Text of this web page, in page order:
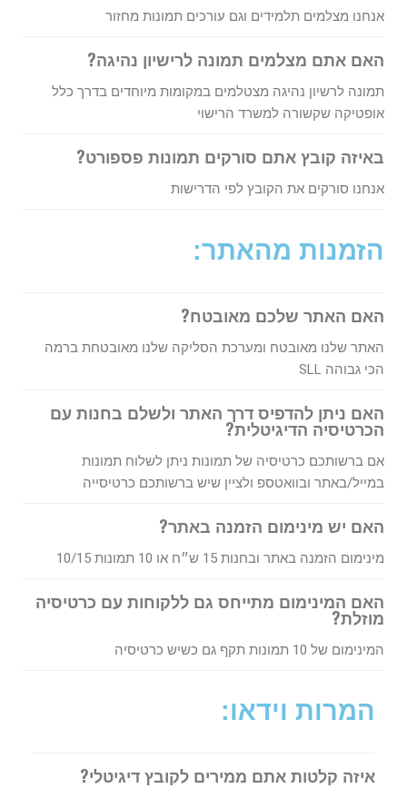
אנחנו מצלמים תלמידים וגם עורכים תמונות מחזור
האם אתם מצלמים תמונה לרישיון נהיגה?
תמונה לרשיון נהיגה מצטלמים במקומות מיוחדים בדרך כלל
אופטיקה שקשורה למשרד הרישוי
באיזה קובץ אתם סורקים תמונות פספורט?
אנחנו סורקים את הקובץ לפי הדרישות
הזמנות מהאתר:
האם האתר שלכם מאובטח?
האתר שלנו מאובטח ומערכת הסליקה שלנו מאובטחת ברמה
הכי גבוהה SLL
האם ניתן להדפיס דרך האתר ולשלם בחנות עם
הכרטיסיה הדיגיטלית?
אם ברשותכם כרטיסיה של תמונות ניתן לשלוח תמונות
במייל/באתר ובוואטספ ולציין שיש ברשותכם כרטיסייה
האם יש מינימום הזמנה באתר?
מינימום הזמנה באתר ובחנות 15 ש״ח או 10 תמונות 10/15
האם המינימום מתייחס גם ללקוחות עם כרטיסיה
מוזלת?
המינימום של 10 תמונות תקף גם כשיש כרטיסיה
המרות וידאו:
איזה קלטות אתם ממירים לקובץ דיגיטלי?